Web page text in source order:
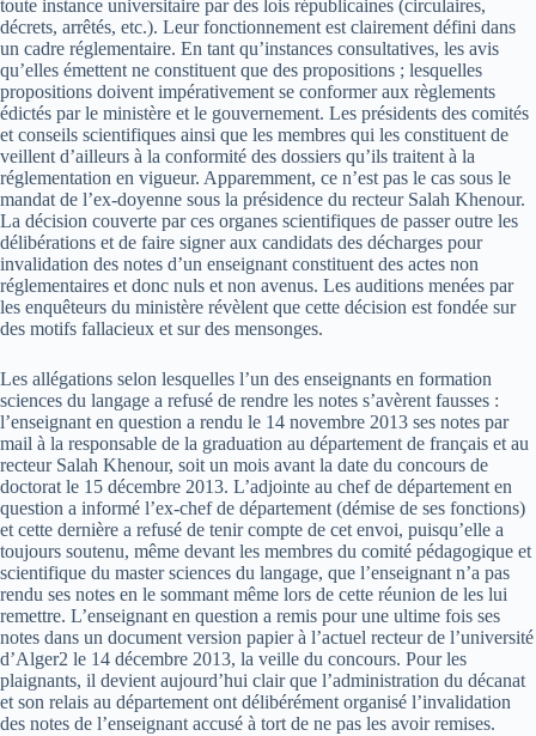
toute instance universitaire par des lois républicaines (circulaires,
décrets, arrêtés, etc.). Leur fonctionnement est clairement défini dans
un cadre réglementaire. En tant qu’instances consultatives, les avis
qu’elles émettent ne constituent que des propositions ; lesquelles
propositions doivent impérativement se conformer aux règlements
édictés par le ministère et le gouvernement. Les présidents des comités
et conseils scientifiques ainsi que les membres qui les constituent de
veillent d’ailleurs à la conformité des dossiers qu’ils traitent à la
réglementation en vigueur. Apparemment, ce n’est pas le cas sous le
mandat de l’ex-doyenne sous la présidence du recteur Salah Khenour.
La décision couverte par ces organes scientifiques de passer outre les
délibérations et de faire signer aux candidats des décharges pour
invalidation des notes d’un enseignant constituent des actes non
réglementaires et donc nuls et non avenus. Les auditions menées par
les enquêteurs du ministère révèlent que cette décision est fondée sur
des motifs fallacieux et sur des mensonges.
Les allégations selon lesquelles l’un des enseignants en formation
sciences du langage a refusé de rendre les notes s’avèrent fausses :
l’enseignant en question a rendu le 14 novembre 2013 ses notes par
mail à la responsable de la graduation au département de français et au
recteur Salah Khenour, soit un mois avant la date du concours de
doctorat le 15 décembre 2013. L’adjointe au chef de département en
question a informé l’ex-chef de département (démise de ses fonctions)
et cette dernière a refusé de tenir compte de cet envoi, puisqu’elle a
toujours soutenu, même devant les membres du comité pédagogique et
scientifique du master sciences du langage, que l’enseignant n’a pas
rendu ses notes en le sommant même lors de cette réunion de les lui
remettre. L’enseignant en question a remis pour une ultime fois ses
notes dans un document version papier à l’actuel recteur de l’université
d’Alger2 le 14 décembre 2013, la veille du concours. Pour les
plaignants, il devient aujourd’hui clair que l’administration du décanat
et son relais au département ont délibérément organisé l’invalidation
des notes de l’enseignant accusé à tort de ne pas les avoir remises.